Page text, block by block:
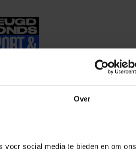
Over
voor social media te bieden en om ons